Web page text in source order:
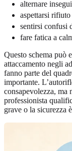
alternare
aspettarsi
sentirsi confusi
fare fatica a
Questo schema può
attaccamento negli
fanno parte del
importante.
consapevolezza, ma
professionista
grave o la sicurezza